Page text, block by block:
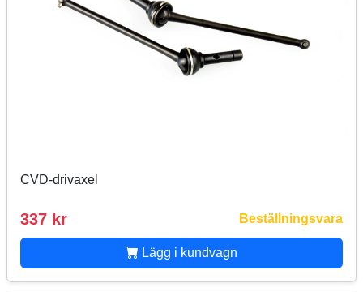
CVD-drivaxel
337 kr Beställningsvara
Lägg i kundvagn